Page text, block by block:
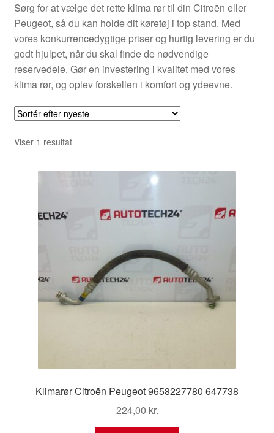
Sørg for at vælge det rette klima rør til din Citroën eller
Peugeot, så du kan holde dit køretøj i top stand. Med
vores konkurrencedygtige priser og hurtig levering er du
godt hjulpet, når du skal finde de nødvendige
reservedele. Gør en investering i kvalitet med vores
klima rør, og oplev forskellen i komfort og ydeevne.
Viser 1 resultat
Klimarør Citroën Peugeot 9658227780 647738
224,00 kr.